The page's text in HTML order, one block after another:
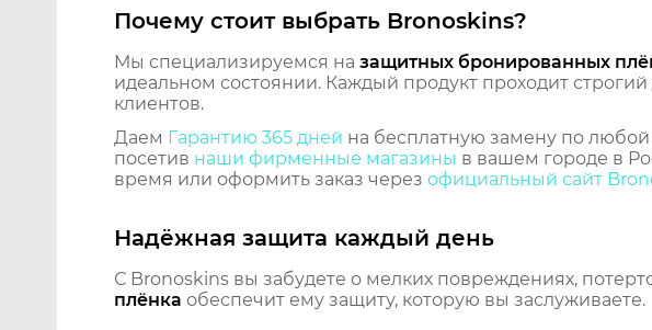
Почему стоит выбрать Bronoskins?
Мы специализируемся на защитных бронированных
идеальном состоянии. Каждый продукт проходит
клиентов.
Даем Гарантию 365 дней на бесплатную замену по
посетив наши фирменные магазины в вашем городе в
время или оформить заказ через официальный сайт
Надёжная защита каждый день
С Bronoskins вы забудете о мелких повреждениях,
плёнка обеспечит ему защиту, которую вы заслуживаете.